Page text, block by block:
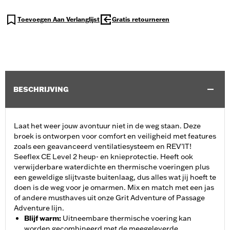
Toevoegen Aan Verlanglijst Gratis retourneren
BESCHRIJVING
Laat het weer jouw avontuur niet in de weg staan. Deze
broek is ontworpen voor comfort en veiligheid met features
zoals een geavanceerd ventilatiesysteem en REV’IT!
Seeflex CE Level 2 heup- en knieprotectie. Heeft ook
verwijderbare waterdichte en thermische voeringen plus
een geweldige slijtvaste buitenlaag, dus alles wat jij hoeft te
doen is de weg voor je omarmen. Mix en match met een jas
of andere musthaves uit onze Grit Adventure of Passage
Adventure lijn.
Blijf warm: Uitneembare thermische voering kan